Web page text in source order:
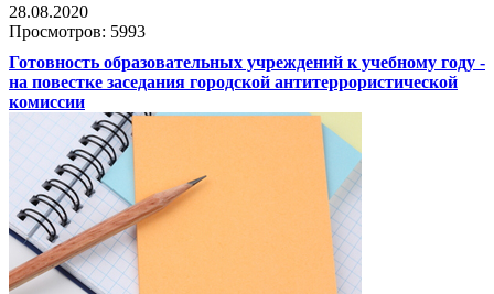
28.08.2020
Просмотров: 5993
Готовность образовательных учреждений к учебному году -
на повестке заседания городской антитеррористической
комиссии